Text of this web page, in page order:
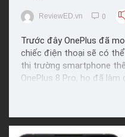
ReviewED.vn 0
Trước đây OnePlus đã
chiếc điện thoại sẽ có
thị trường smartphone
OnePlus 8 Pro, họ đã
pin trâu với sạc siêu